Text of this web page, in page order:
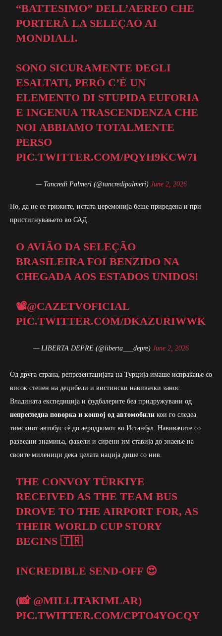
“BATTESIMO” DELL’AEREO CHE
PORTERÀ LA SELEÇAO AI
MONDIALI.
SONO SICURAMENTE DEGLI
ESALTATI, PERÒ C’È UN
ELEMENTO DI STUPIDA EUFORIA
E INGENUA TRASCENDENZA CHE
NOI ABBIAMO TOTALMENTE
PERSO
PIC.TWITTER.COM/PQYH9KCW7I
— Tancredi Palmeri (@tancredipalmeri) June 2, 2026
Но, да не се грижите, истата церемонија беше приредена и при
пристигнувањето во САД.
O AVIÃO DA SELEÇÃO
BRASILEIRA FOI BENZIDO NA
CHEGADA AOS ESTADOS UNIDOS!
📽️@CAZETVOFICIAL
PIC.TWITTER.COM/DKAZURIWWK
— LIBERTA DEPRE (@liberta___depre) June 2, 2026
Од друга страна, репрезентацијата на Турција имаше испраќање со
висок степен на децибели и вистински навивачки занос.
Владината експедиција и фудбалерите беа придружувани од
непрегледна поворка и конвој од автомобили кои го следеа
тимскиот автобус сè до аеродромот во Истанбул. Навивачите со
развеани знамиња, факели и сирени им ставија до знаење на
своите миленици дека целата нација дише со нив.
THE CONVOY TÜRKIYE
RECEIVED AS THE TEAM BUS
DROVE TO THE AIRPORT FOR, AS
THEIR WORLD CUP STORY
BEGINS 🇹🇷
INCREDIBLE SEND-OFF 😍
(📸 @MILLITAKIMLAR)
PIC.TWITTER.COM/CPTO4YOCQY